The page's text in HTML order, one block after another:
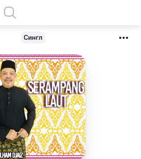
Сингл